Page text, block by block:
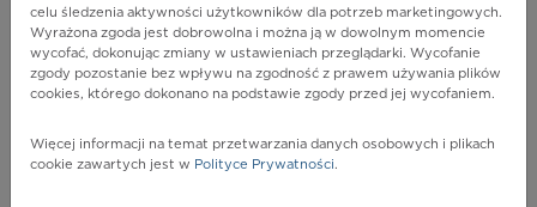
POKAŻ FILTRY
Pharmindex
celu śledzenia aktywności użytkowników dla potrzeb marketingowych.
Wyrażona zgoda jest dobrowolna i można ją w dowolnym momencie
wycofać, dokonując zmiany w ustawieniach przeglądarki. Wycofanie
zgody pozostanie bez wpływu na zgodność z prawem używania plików
cookies, którego dokonano na podstawie zgody przed jej wycofaniem.
Więcej informacji na temat przetwarzania danych osobowych i plikach
cookie zawartych jest w Polityce Prywatności.